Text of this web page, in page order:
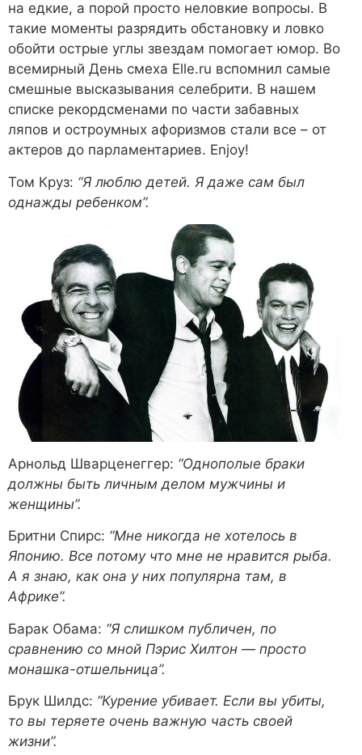
на едкие, а порой просто неловкие вопросы. В
такие моменты разрядить обстановку и ловко
обойти острые углы звездам помогает юмор. Во
всемирный День смеха Elle.ru вспомнил самые
смешные высказывания селебрити. В нашем
списке рекордсменами по части забавных
ляпов и остроумных афоризмов стали все – от
актеров до парламентариев. Enjoy!
Том Круз: “Я люблю детей. Я даже сам был
однажды ребенком”.
Арнольд Шварценеггер: “Однополые браки
должны быть личным делом мужчины и
женщины”.
Бритни Спирс: “Мне никогда не хотелось в
Японию. Все потому что мне не нравится рыба.
А я знаю, как она у них популярна там, в
Африке”.
Барак Обама: “Я слишком публичен, по
сравнению со мной Пэрис Хилтон — просто
монашка-отшельница”.
Брук Шилдс: “Курение убивает. Если вы убиты,
то вы теряете очень важную часть своей
жизни”.